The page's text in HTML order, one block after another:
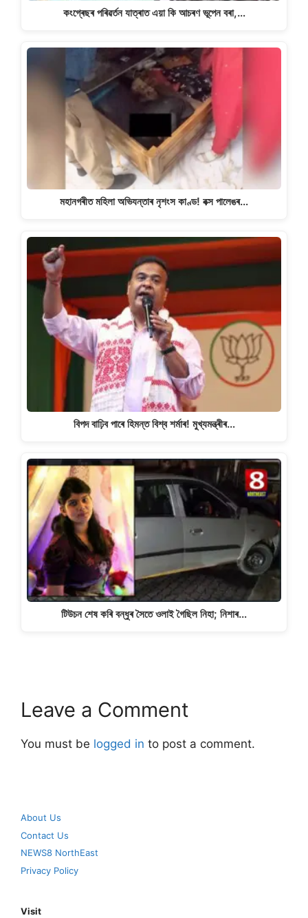
কংগ্ৰেছৰ পৰিৱৰ্তন যাত্ৰাত এয়া কি আচৰণ ভূপেন বৰা,…
মহানগৰীত মহিলা অভিযন্তাৰ নৃশংস কাণ্ড! বক্স পালেঙৰ…
বিপদ বাঢ়িব পাৰে হিমন্ত বিশ্ব শৰ্মাৰ! মুখ্যমন্ত্ৰীৰ…
টিউচন শেষ কৰি বন্ধুৰ সৈতে ওলাই গৈছিল নিহা; নিশাৰ…
Leave a Comment
You must be logged in to post a comment.
About Us
Contact Us
NEWS8 NorthEast
Privacy Policy
Visit